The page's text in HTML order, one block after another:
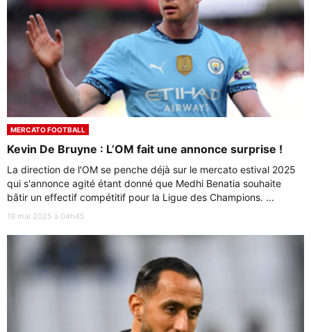
MERCATO FOOTBALL
Kevin De Bruyne : L’OM fait une annonce surprise !
La direction de l'OM se penche déjà sur le mercato estival 2025
qui s'annonce agité étant donné que Medhi Benatia souhaite
bâtir un effectif compétitif pour la Ligue des Champions. ...
19 mai 2025 à 04h45